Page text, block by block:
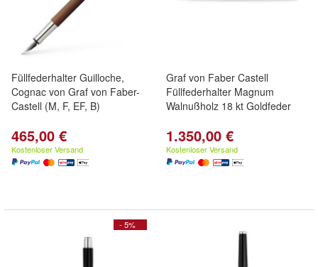
Füllfederhalter Guilloche,
Cognac von Graf von Faber-
Castell (M, F, EF, B)
465,00 €
Kostenloser Versand
Graf von Faber Castell
Füllfederhalter Magnum
Walnußholz 18 kt Goldfeder
1.350,00 €
Kostenloser Versand
- 5%